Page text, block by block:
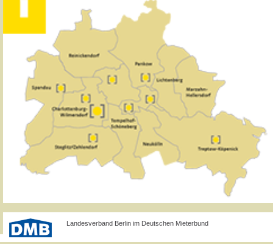
Landesverband Berlin im Deutschen Mieterbund